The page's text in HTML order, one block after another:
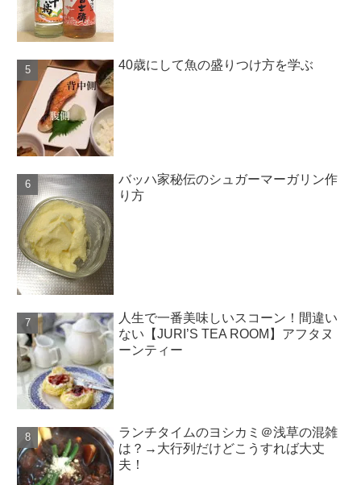
40歳にして魚の盛りつけ方を学ぶ
バッハ家秘伝のシュガーマーガリン作
り方
人生で一番美味しいスコーン！間違い
ない【JURI’S TEA ROOM】アフタヌ
ーンティー
ランチタイムのヨシカミ＠浅草の混雑
は？→大行列だけどこうすれば大丈
夫！